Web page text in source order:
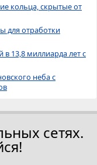
кольца, скрытые от
для отработки
13,8 миллиарда лет с
неба с
сетях.